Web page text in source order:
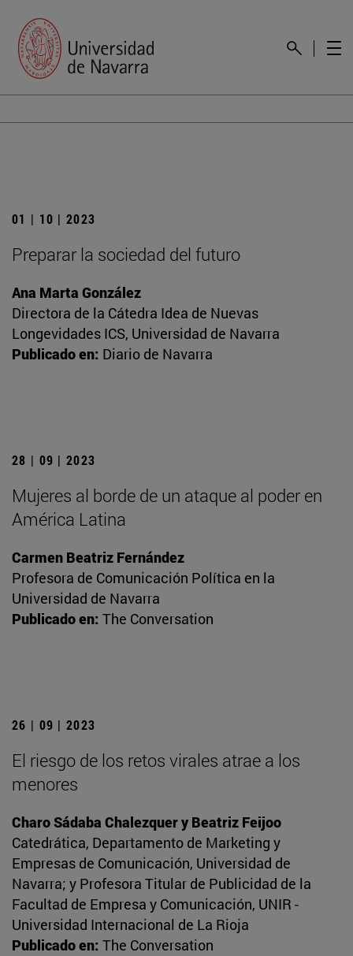
01 | 10 | 2023
Preparar la sociedad del futuro
Ana Marta González
Directora de la Cátedra Idea de Nuevas
Longevidades ICS, Universidad de Navarra
Publicado en: Diario de Navarra
28 | 09 | 2023
Mujeres al borde de un ataque al poder en
América Latina
Carmen Beatriz Fernández
Profesora de Comunicación Política en la
Universidad de Navarra
Publicado en: The Conversation
26 | 09 | 2023
El riesgo de los retos virales atrae a los
menores
Charo Sádaba Chalezquer y Beatriz Feijoo
Catedrática, Departamento de Marketing y
Empresas de Comunicación, Universidad de
Navarra; y Profesora Titular de Publicidad de la
Facultad de Empresa y Comunicación, UNIR -
Universidad Internacional de La Rioja
Publicado en: The Conversation